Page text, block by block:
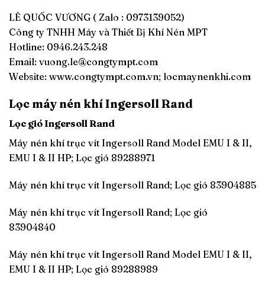
LÊ QUỐC VƯƠNG ( Zalo : 0973139052)
Công ty TNHH Máy và Thiết Bị Khí Nén MPT
Hotline: 0946.243.248
Email: vuong.le@congtympt.com
Website: www.congtympt.com.vn; locmaynenkhi.com
Lọc máy nén khí Ingersoll Rand
Lọc gió Ingersoll Rand
Máy nén khí trục vít Ingersoll Rand Model EMU I & II,
EMU I & II HP; Lọc gió 89288971
Máy nén khí trục vít Ingersoll Rand; Lọc gió 83904885
Máy nén khí trục vít Ingersoll Rand; Lọc gió
83904840
Máy nén khí trục vít Ingersoll Rand Model EMU I & II,
EMU I & II HP; Lọc gió 89288989